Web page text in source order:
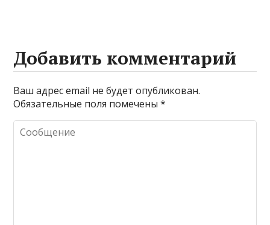
Добавить комментарий
Ваш адрес email не будет опубликован.
Обязательные поля помечены*